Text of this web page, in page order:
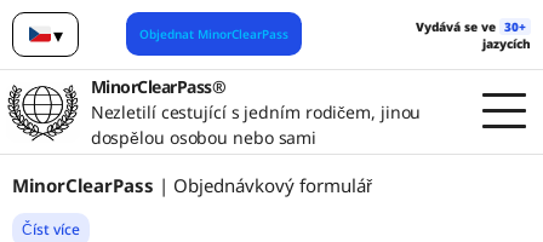
▾
Čeština
Objednat MinorClearPass Vydává se ve 30+
jazycích
MinorClearPass®
Nezletilí cestující s jedním rodičem, jinou
dospělou osobou nebo sami
MinorClearPass | Objednávkový formulář
Číst více